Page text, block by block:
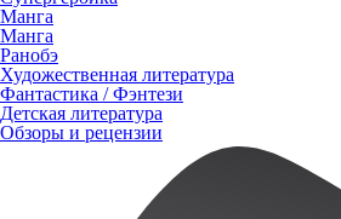
Манга
Манга
Ранобэ
Художественная литература
Фантастика / Фэнтези
Детская литература
Обзоры и рецензии